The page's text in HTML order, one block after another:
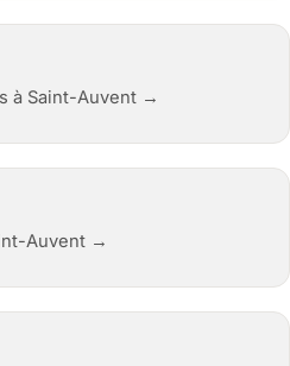
à Saint-Auvent →
Auvent →